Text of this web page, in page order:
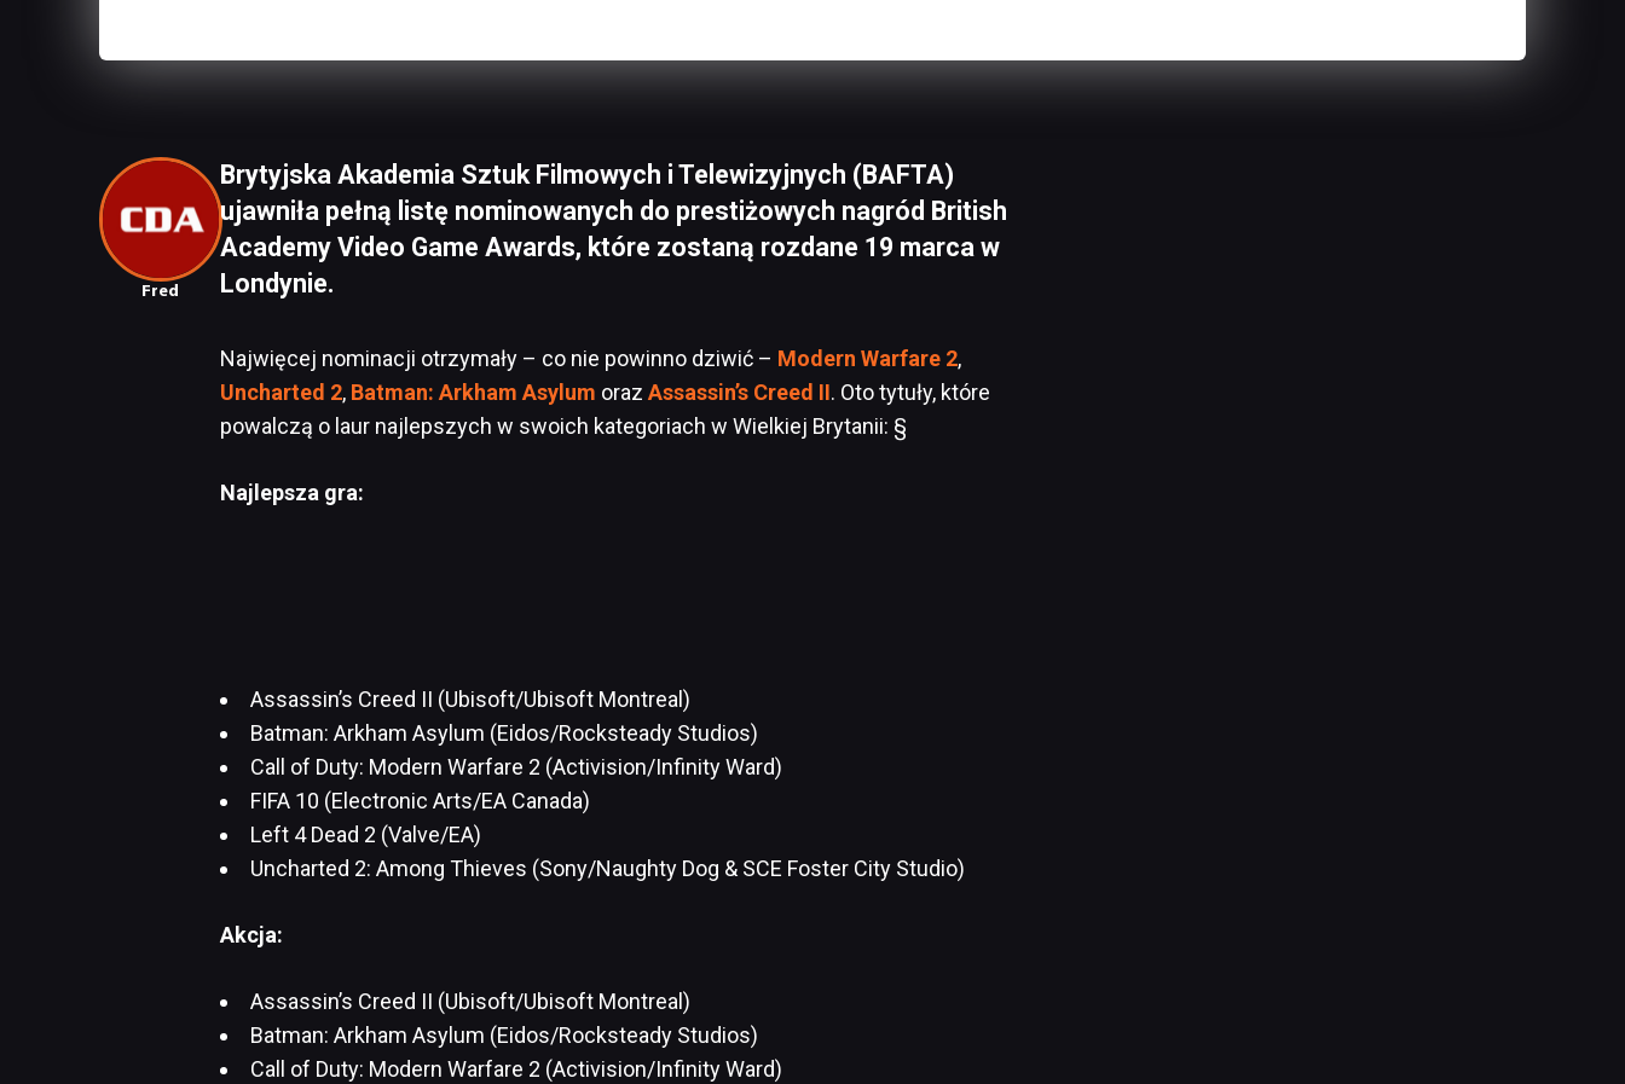
Fred
Brytyjska Akademia Sztuk Filmowych i Telewizyjnych (BAFTA)
ujawniła pełną listę nominowanych do prestiżowych nagród British
Academy Video Game Awards, które zostaną rozdane 19 marca w
Londynie.
Najwięcej nominacji otrzymały – co nie powinno dziwić – Modern Warfare 2,
Uncharted 2, Batman: Arkham Asylum oraz Assassin’s Creed II. Oto tytuły, które
powalczą o laur najlepszych w swoich kategoriach w Wielkiej Brytanii: §
Najlepsza gra:
Assassin’s Creed II (Ubisoft/Ubisoft Montreal)
Batman: Arkham Asylum (Eidos/Rocksteady Studios)
Call of Duty: Modern Warfare 2 (Activision/Infinity Ward)
FIFA 10 (Electronic Arts/EA Canada)
Left 4 Dead 2 (Valve/EA)
Uncharted 2: Among Thieves (Sony/Naughty Dog & SCE Foster City Studio)
Akcja:
Assassin’s Creed II (Ubisoft/Ubisoft Montreal)
Batman: Arkham Asylum (Eidos/Rocksteady Studios)
Call of Duty: Modern Warfare 2 (Activision/Infinity Ward)